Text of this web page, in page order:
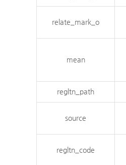
relate_mark_o
mean
regltn_path
source
regltn_code